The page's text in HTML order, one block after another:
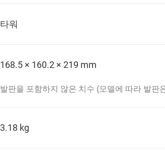
타워
168.5 × 160.2 × 219 mm
발판을 포함하지 않은 치수 (모델에 따라 발
3.18 kg